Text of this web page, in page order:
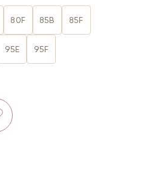
80F 85B 85F
95E 95F